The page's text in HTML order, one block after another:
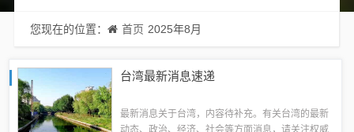
您现在的位置： 首页 2025年8月
台湾最新消息速递
最新消息关于台湾，内容待补充。有关台湾的最新
动态、政治、经济、社会等方面消息，请关注权威